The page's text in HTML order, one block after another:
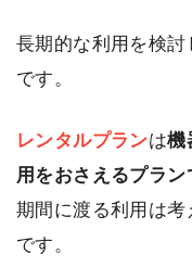
長期的な利用を検
です。
レンタルプランは機
用をおさえるプラン
期間に渡る利用は
です。